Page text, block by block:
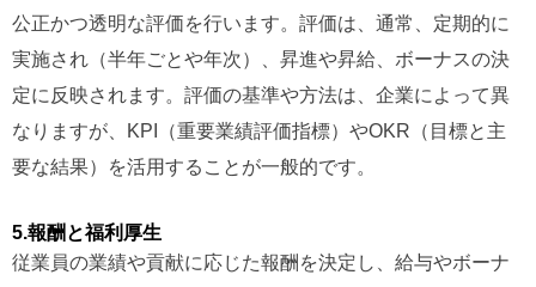
公正かつ透明な評価を行います。評価は、通常、定期的に
実施され（半年ごとや年次）、昇進や昇給、ボーナスの決
定に反映されます。評価の基準や方法は、企業によって異
なりますが、KPI（重要業績評価指標）やOKR（目標と主
要な結果）を活用することが一般的です。
5.報酬と福利厚生
従業員の業績や貢献に応じた報酬を決定し、給与やボーナ